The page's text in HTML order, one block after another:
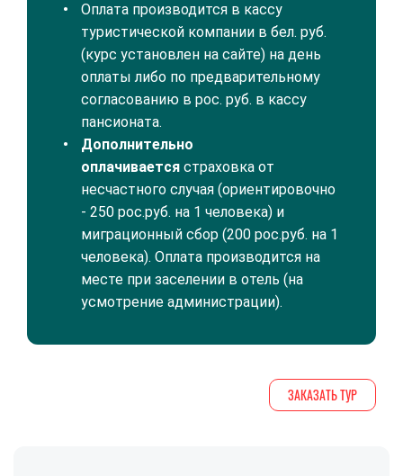
​Оплата производится в кассу
туристической компании в бел. руб.
(курс установлен на сайте) на день
оплаты либо по предварительному
согласованию в рос. руб. в кассу
пансионата.
Дополнительно
оплачивается страховка от
несчастного случая (ориентировочно
- 250 рос.руб. на 1 человека) и
миграционный сбор (200 рос.руб. на 1
человека). Оплата производится на
месте при заселении в отель (на
усмотрение администрации).
ЗАКАЗАТЬ ТУР